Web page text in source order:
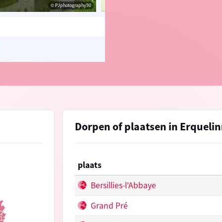
© PJphotography90
Dorpen of plaatsen in
plaats
Bersillies-l'Abbaye
Grand Pré